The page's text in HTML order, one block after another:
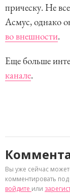
прическу. Не
Асмус, однако
во внешности.
Еще больше
канале.
Вы уже сейчас
комментировать
войдите или